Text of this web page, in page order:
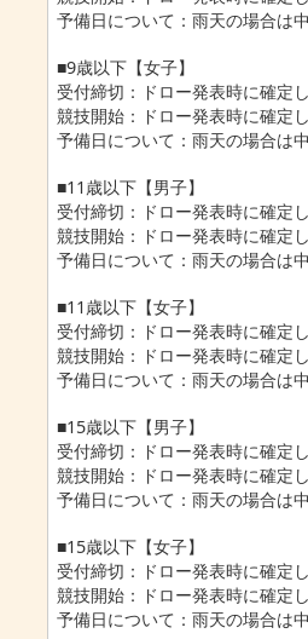
予備日について：雨天の場合は
■9歳以下【女子】
受付締切：ドロー発表時に確定
競技開始：ドロー発表時に確定
予備日について：雨天の場合は
■11歳以下【男子】
受付締切：ドロー発表時に確定
競技開始：ドロー発表時に確定
予備日について：雨天の場合は
■11歳以下【女子】
受付締切：ドロー発表時に確定
競技開始：ドロー発表時に確定
予備日について：雨天の場合は
■15歳以下【男子】
受付締切：ドロー発表時に確定
競技開始：ドロー発表時に確定
予備日について：雨天の場合は
■15歳以下【女子】
受付締切：ドロー発表時に確定
競技開始：ドロー発表時に確定
予備日について：雨天の場合は